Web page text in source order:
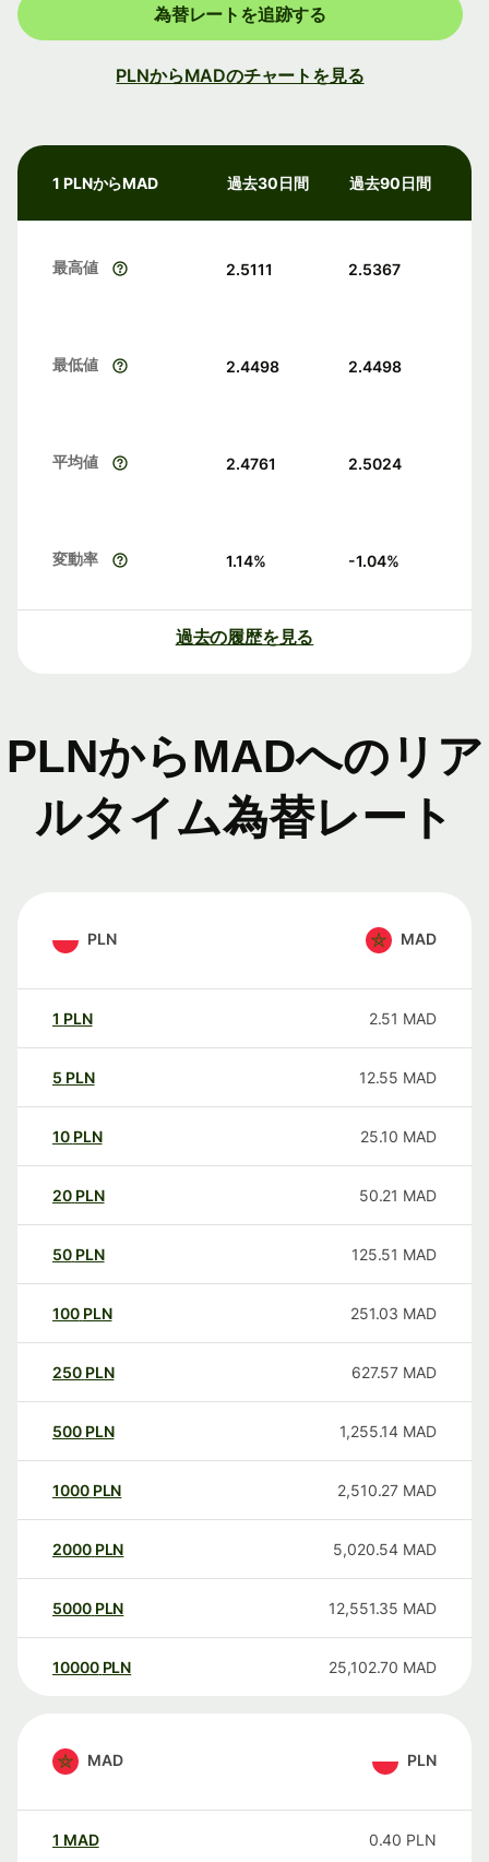
為替レートを追跡する
PLNからMADのチャートを見る
1 PLNからMAD 過去30日間 過去90日間
最高値 2.5111 2.5367
最低値 2.4498 2.4498
平均値 2.4761 2.5024
変動率 1.14% -1.04%
過去の履歴を見る
PLNからMADへのリア
ルタイム為替レート
PLN MAD
1 PLN 2.51 MAD
5 PLN 12.55 MAD
10 PLN 25.10 MAD
20 PLN 50.21 MAD
50 PLN 125.51 MAD
100 PLN 251.03 MAD
250 PLN 627.57 MAD
500 PLN 1,255.14 MAD
1000 PLN 2,510.27 MAD
2000 PLN 5,020.54 MAD
5000 PLN 12,551.35 MAD
10000 PLN 25,102.70 MAD
MAD PLN
1 MAD 0.40 PLN